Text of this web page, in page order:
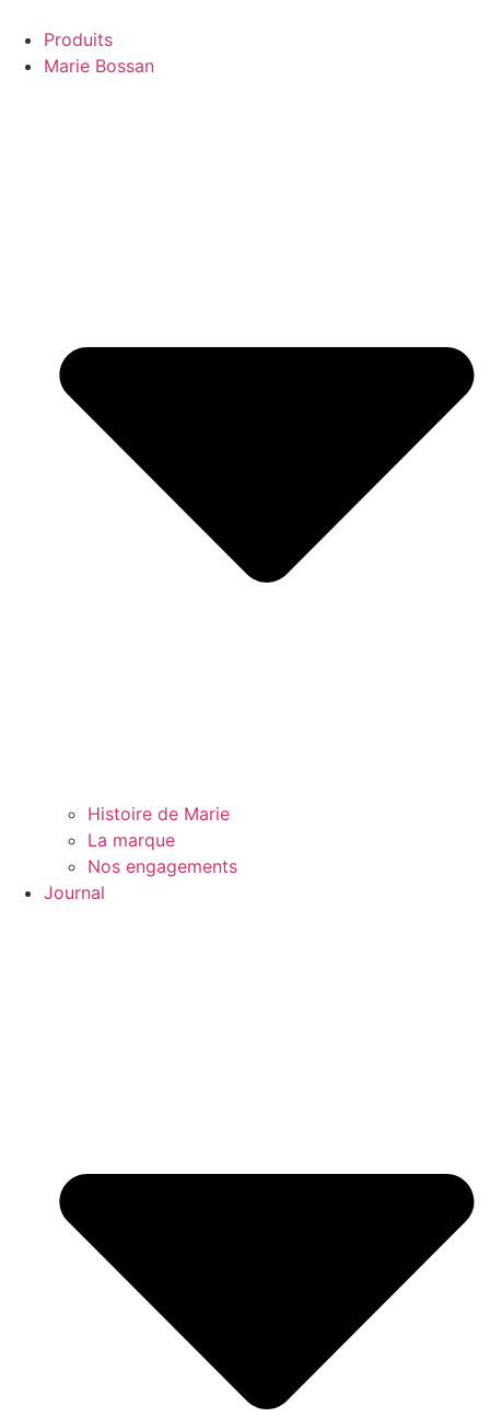
contenu
Produits
Marie Bossan
Histoire de Marie
La marque
Nos engagements
Journal